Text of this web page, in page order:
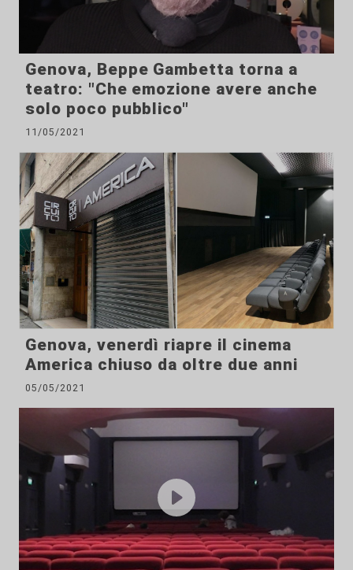
Genova, Beppe Gambetta torna a
teatro: "Che emozione avere anche
solo poco pubblico"
11/05/2021
Genova, venerdì riapre il cinema
America chiuso da oltre due anni
05/05/2021